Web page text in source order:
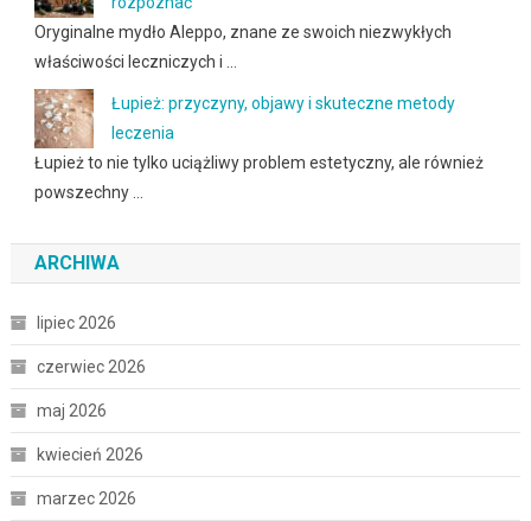
Oryginalne mydło Aleppo, znane ze swoich niezwykłych
właściwości leczniczych i …
Łupież: przyczyny, objawy i skuteczne metody
leczenia
Łupież to nie tylko uciążliwy problem estetyczny, ale również
powszechny …
ARCHIWA
lipiec 2026
czerwiec 2026
maj 2026
kwiecień 2026
marzec 2026